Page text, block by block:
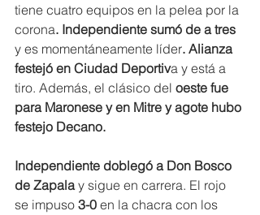
tiene cuatro equipos en la pelea por la
corona. Independiente sumó de a tres
y es momentáneamente líder. Alianza
festejó en Ciudad Deportiva y está a
tiro. Además, el clásico del oeste fue
para Maronese y en Mitre y agote hubo
festejo Decano.
Independiente doblegó a Don Bosco
de Zapala y sigue en carrera. El rojo
se impuso 3-0 en la chacra con los